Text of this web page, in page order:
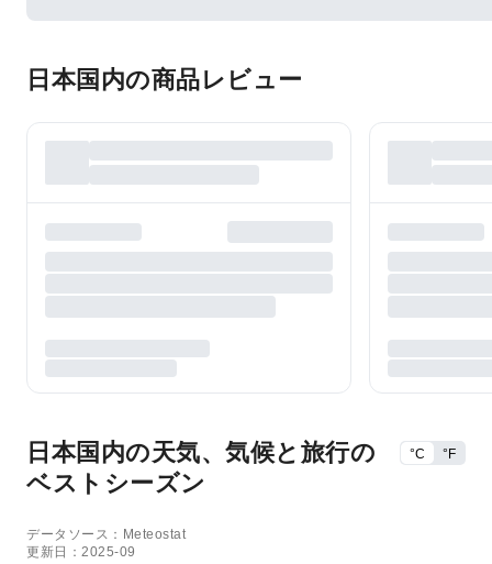
日本国内の商品レビュー
日本国内の天気、気候と旅行の
ベストシーズン
°C °F
データソース：Meteostat
更新日：2025-09